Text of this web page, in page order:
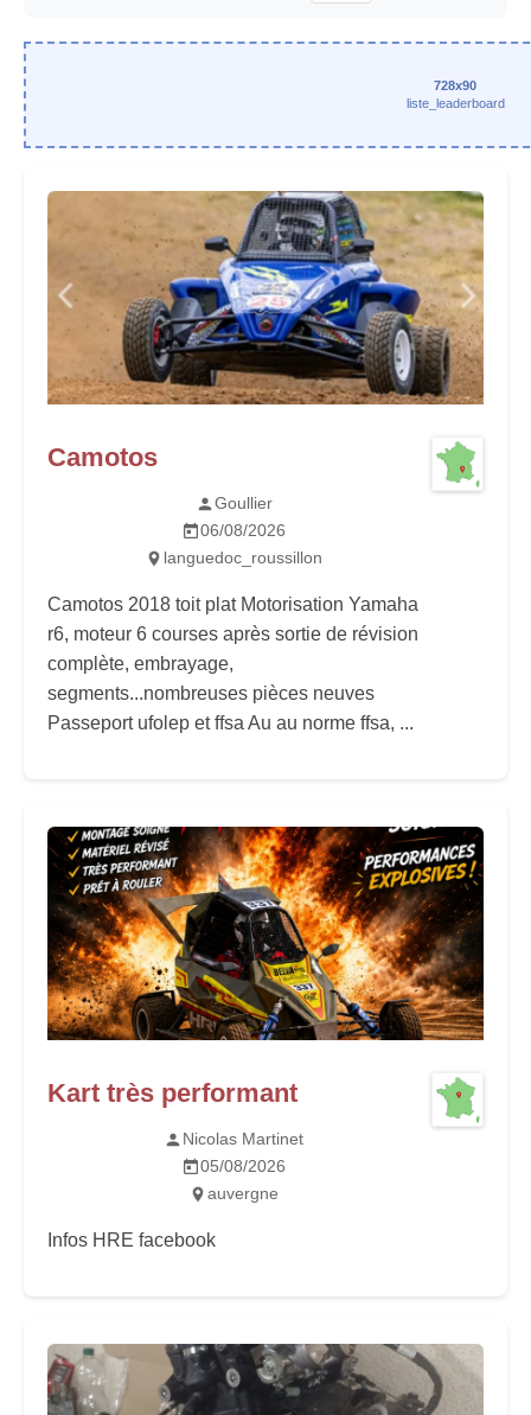
728x90
liste_leaderboard
Camotos
Goullier
06/08/2026
languedoc_roussillon
Camotos 2018 toit plat Motorisation Yamaha
r6, moteur 6 courses après sortie de révision
complète, embrayage,
segments...nombreuses pièces neuves
Passeport ufolep et ffsa Au au norme ffsa, ...
Kart très performant
Nicolas Martinet
05/08/2026
auvergne
Infos HRE facebook